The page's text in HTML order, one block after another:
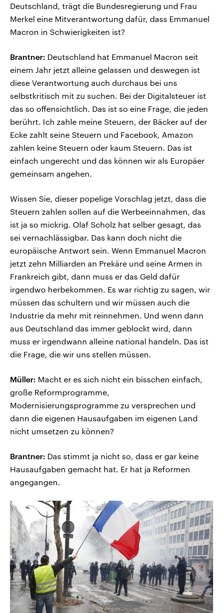
Deutschland, trägt die Bundesregierung und Frau
Merkel eine Mitverantwortung dafür, dass Emmanuel
Macron in Schwierigkeiten ist?
Brantner: Deutschland hat Emmanuel Macron seit
einem Jahr jetzt alleine gelassen und deswegen ist
diese Verantwortung auch durchaus bei uns
selbstkritisch mit zu suchen. Bei der Digitalsteuer ist
das so offensichtlich. Das ist so eine Frage, die jeden
berührt. Ich zahle meine Steuern, der Bäcker auf der
Ecke zahlt seine Steuern und Facebook, Amazon
zahlen keine Steuern oder kaum Steuern. Das ist
einfach ungerecht und das können wir als Europäer
gemeinsam angehen.
Wissen Sie, dieser popelige Vorschlag jetzt, dass die
Steuern zahlen sollen auf die Werbeeinnahmen, das
ist ja so mickrig. Olaf Scholz hat selber gesagt, das
sei vernachlässigbar. Das kann doch nicht die
europäische Antwort sein. Wenn Emmanuel Macron
jetzt zehn Milliarden an Prekäre und seine Armen in
Frankreich gibt, dann muss er das Geld dafür
irgendwo herbekommen. Es war richtig zu sagen, wir
müssen das schultern und wir müssen auch die
Industrie da mehr mit reinnehmen. Und wenn dann
aus Deutschland das immer geblockt wird, dann
muss er irgendwann alleine national handeln. Das ist
die Frage, die wir uns stellen müssen.
Müller: Macht er es sich nicht ein bisschen einfach,
große Reformprogramme,
Modernisierungsprogramme zu versprechen und
dann die eigenen Hausaufgaben im eigenen Land
nicht umsetzen zu können?
Brantner: Das stimmt ja nicht so, dass er gar keine
Hausaufgaben gemacht hat. Er hat ja Reformen
angegangen.